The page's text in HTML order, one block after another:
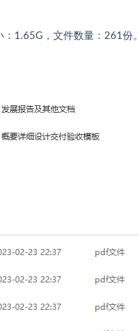
1.65G，文件数量：261份。